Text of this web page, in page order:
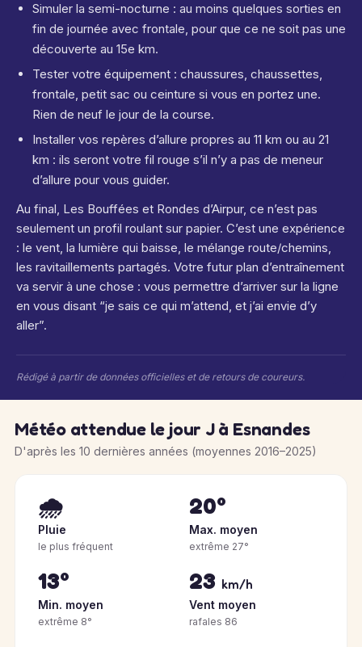
Simuler la semi-nocturne : au moins quelques sorties en
fin de journée avec frontale, pour que ce ne soit pas une
découverte au 15e km.
Tester votre équipement : chaussures, chaussettes,
frontale, petit sac ou ceinture si vous en portez une.
Rien de neuf le jour de la course.
Installer vos repères d’allure propres au 11 km ou au 21
km : ils seront votre fil rouge s’il n’y a pas de meneur
d’allure pour vous guider.
Au final, Les Bouffées et Rondes d’Airpur, ce n’est pas
seulement un profil roulant sur papier. C’est une expérience
: le vent, la lumière qui baisse, le mélange route/chemins,
les ravitaillements partagés. Votre futur plan d’entraînement
va servir à une chose : vous permettre d’arriver sur la ligne
en vous disant “je sais ce qui m’attend, et j’ai envie d’y
aller”.
Rédigé à partir de données officielles et de retours de coureurs.
Météo attendue le jour J à Esnandes
D'après les 10 dernières années (moyennes 2016–2025)
🌧️
Pluie
le plus fréquent
20°
Max. moyen
extrême 27°
13°
Min. moyen
extrême 8°
23 km/h
Vent moyen
rafales 86